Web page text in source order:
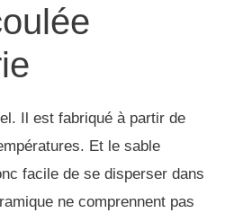
Il est fabriqué à partir de
Et le sable
facile de se disperser dans
ne comprennent pas